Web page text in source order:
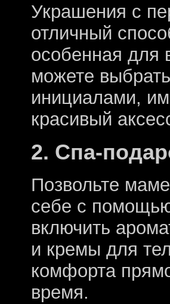
Украшения с
отличный
особенная для
можете
инициалами,
красивый
2. Спа-
Позвольте
себе с
включить
и кремы для
комфорта
время.